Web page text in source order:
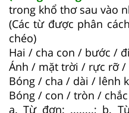
trong khổ thơ sau vào
(Các từ được phân
chéo)
Hai / cha con / bước /
Ánh / mặt trời / rực rỡ
Bóng / cha / dài / lênh
Bóng / con / tròn /
a. Từ đơn: ........; b.